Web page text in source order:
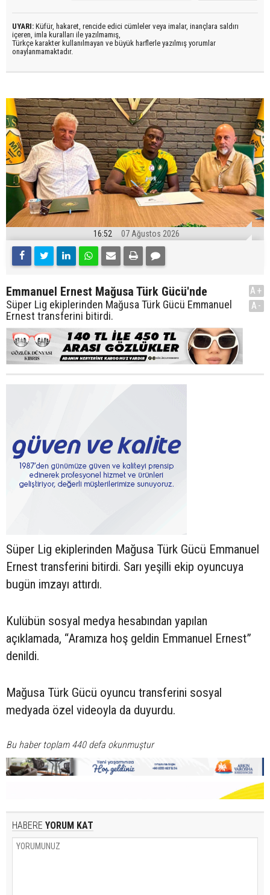
UYARI: Küfür, hakaret, rencide edici cümleler veya imalar, inançlara saldırı
içeren, imla kuralları ile yazılmamış,
Türkçe karakter kullanılmayan ve büyük harflerle yazılmış yorumlar
onaylanmamaktadır.
16:52 07 Ağustos 2026
Emmanuel Ernest Mağusa Türk Gücü'nde
Süper Lig ekiplerinden Mağusa Türk Gücü Emmanuel
Ernest transferini bitirdi.
A+
A-
Süper Lig ekiplerinden Mağusa Türk Gücü Emmanuel
Ernest transferini bitirdi. Sarı yeşilli ekip oyuncuya
bugün imzayı attırdı.
Kulübün sosyal medya hesabından yapılan
açıklamada, “Aramıza hoş geldin Emmanuel Ernest”
denildi.
Mağusa Türk Gücü oyuncu transferini sosyal
medyada özel videoyla da duyurdu.
Bu haber toplam 440 defa okunmuştur
HABERE YORUM KAT